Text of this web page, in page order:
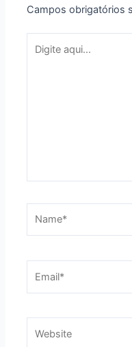
Campos obrigatórios
aqui...